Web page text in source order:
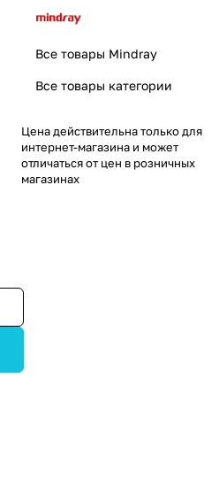
Все товары Mindray
Все товары категории
Цена действительна только для
интернет-магазина и может
отличаться от цен в розничных
магазинах